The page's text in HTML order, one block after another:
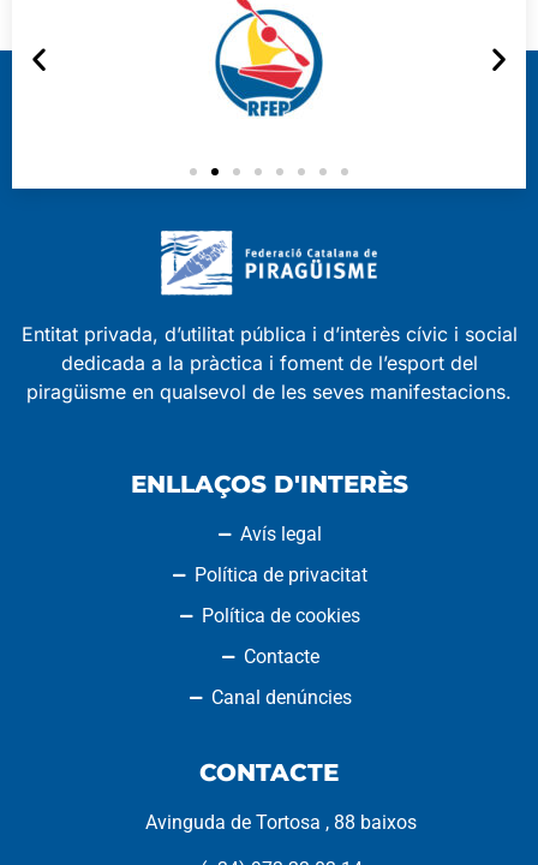
Entitat privada, d’utilitat pública i d’interès cívic i social
dedicada a la pràctica i foment de l’esport del
piragüisme en qualsevol de les seves manifestacions.
ENLLAÇOS D'INTERÈS
Avís legal
Política de privacitat
Política de cookies
Contacte
Canal denúncies
CONTACTE
Avinguda de Tortosa , 88 baixos